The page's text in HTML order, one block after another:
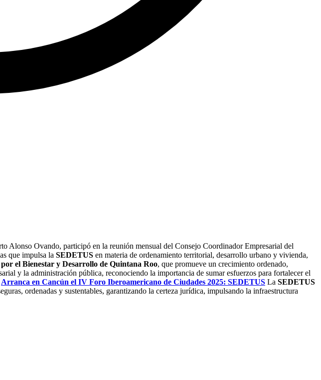
Alonso Ovando, participó en la reunión mensual del Consejo Coordinador Empresarial del
que impulsa la SEDETUS en materia de ordenamiento territorial, desarrollo urbano y vivienda,
el Bienestar y Desarrollo de Quintana Roo, que promueve un crecimiento ordenado,
y la administración pública, reconociendo la importancia de sumar esfuerzos para fortalecer el
Arranca en Cancún el IV Foro Iberoamericano de Ciudades 2025: SEDETUS La SEDETUS
ordenadas y sustentables, garantizando la certeza jurídica, impulsando la infraestructura